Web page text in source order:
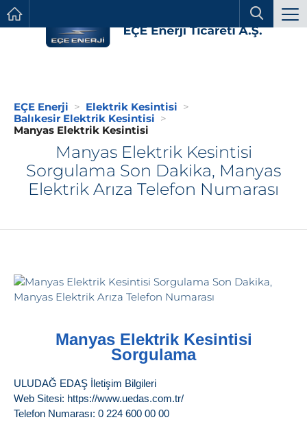
EÇE Enerji
Elektrik Kesintisi
Balıkesir Elektrik Kesintisi
Manyas Elektrik Kesintisi
Manyas Elektrik Kesintisi
Sorgulama Son Dakika, Manyas
Elektrik Arıza Telefon Numarası
Manyas Elektrik Kesintisi
Sorgulama
ULUDAĞ EDAŞ İletişim Bilgileri
Web Sitesi: https://www.uedas.com.tr/
Telefon Numarası: 0 224 600 00 00